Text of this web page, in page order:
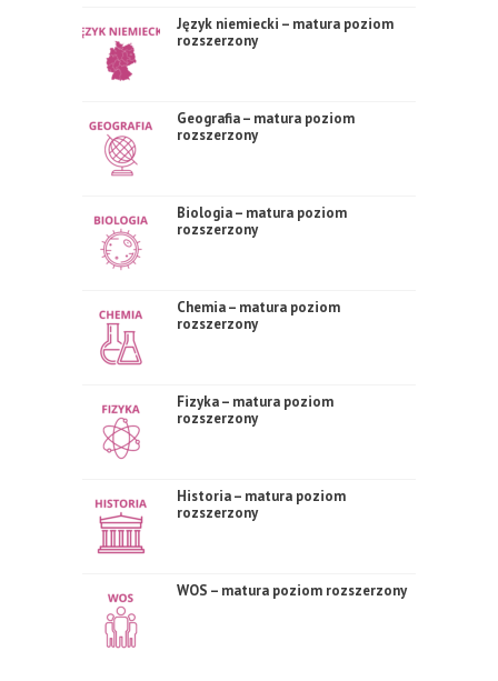
Język niemiecki – matura poziom
rozszerzony
Geografia – matura poziom
rozszerzony
Biologia – matura poziom
rozszerzony
Chemia – matura poziom
rozszerzony
Fizyka – matura poziom
rozszerzony
Historia – matura poziom
rozszerzony
WOS – matura poziom rozszerzony